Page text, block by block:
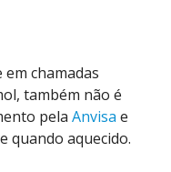
chamadas
também não é
pela Anvisa e
quando aquecido.